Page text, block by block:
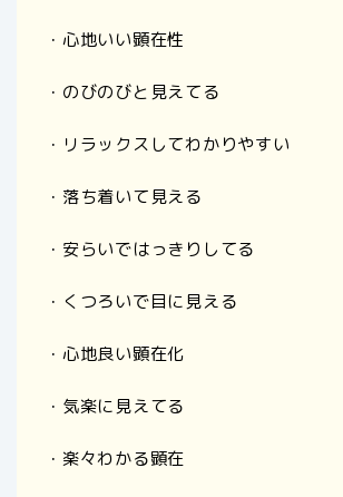
・心地いい顕在性
・のびのびと見えてる
・リラックスしてわかりやすい
・落ち着いて見える
・安らいではっきりしてる
・くつろいで目に見える
・心地良い顕在化
・気楽に見えてる
・楽々わかる顕在